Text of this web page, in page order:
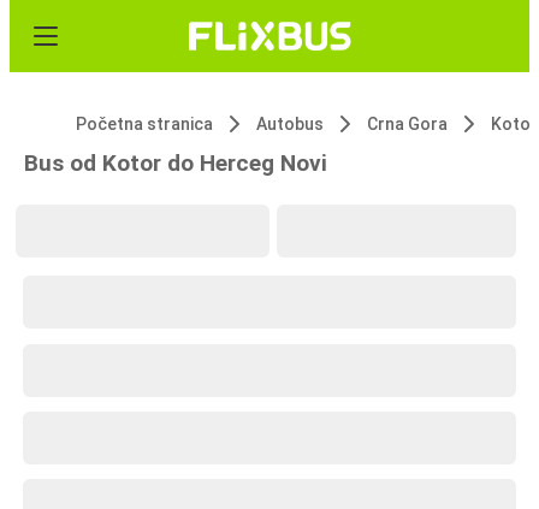
Početna stranica Autobus Crna Gora Kotor
Bus od Kotor do Herceg Novi